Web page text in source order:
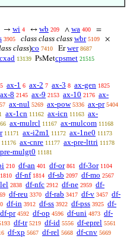
→ wi 4 ↔ wb 209 ∧ wa 400 =
3905 class class class wbr 5109 ×
class)co 7410 Erwer 8687
cxad 13139 PsMetcpsmet 21515
5 ax-1 6 ax-2 7 ax-3 8 ax-gen 1825
ax-8 2145 ax-9 2153 ax-10 2176 ax-
ax-nul 5269 ax-pow 5336 ax-pr 5404
ax-1cn 11162 ax-icn 11163 ax-
ax-mulrcl 11167 ax-mulcom 11168
11171 ax-i2m1 11172 ax-1ne0 11173
11176 ax-cnre 11177 ax-pre-lttri 11178
mulgt0 11181
210 df-an 401 df-or 861 df-3or 1104
1810 df-nf 1814 df-sb 2097 df-mo 2567
2838 df-nfc 2912 df-ne 2959 df-
df-reu 3370 df-rab 3417 df-v 3457 df-
df-in 3912 df-ss 3922 df-pss 3925 df-
df-pr 4592 df-op 4596 df-uni 4873 df-
df-tr 5219 df-id 5556 df-eprel 5561
df-xp 5667 df-rel 5668 df-cnv 5669